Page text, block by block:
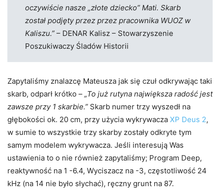
oczywiście nasze „złote dziecko” Mati. Skarb
został podjęty przez przez pracownika WUOZ w
Kaliszu.”– DENAR Kalisz – Stowarzyszenie
Poszukiwaczy Śladów Historii
Zapytaliśmy znalazcę Mateusza jak się czuł odkrywając taki
skarb, odparł krótko – „To już rutyna największa radość jest
zawsze przy 1 skarbie.” Skarb numer trzy wyszedł na
głębokości ok. 20 cm, przy użycia wykrywacza XP Deus 2,
w sumie to wszystkie trzy skarby zostały odkryte tym
samym modelem wykrywacza. Jeśli interesują Was
ustawienia to o nie również zapytaliśmy; Program Deep,
reaktywność na 1 -6.4, Wyciszacz na -3, częstotliwość 24
kHz (na 14 nie było słychać), ręczny grunt na 87.